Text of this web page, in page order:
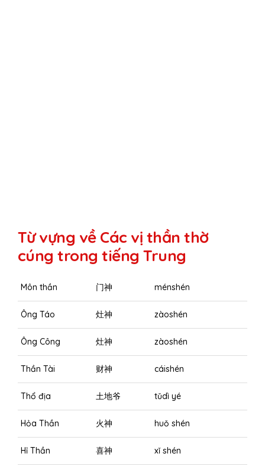
Từ vựng về Các vị thần thờ
cúng trong tiếng Trung
Môn thần 门神 ménshén
Ông Táo 灶神 zàoshén
Ông Công 灶神 zàoshén
Thần Tài 财神 cáishén
Thổ địa 土地爷 tǔdì yé
Hỏa Thần 火神 huǒ shén
Hỉ Thần 喜神 xǐ shén